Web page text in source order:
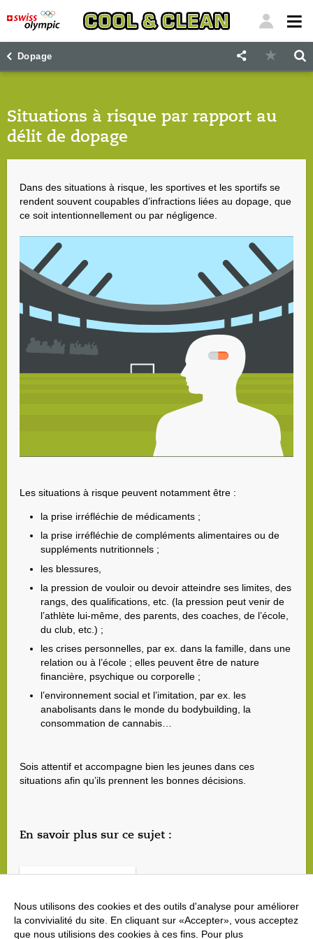
Dopage
Situations à risque par rapport au
délit de dopage
Dans des situations à risque, les sportives et les sportifs se
rendent souvent coupables d’infractions liées au dopage, que
ce soit intentionnellement ou par négligence.
Les situations à risque peuvent notamment être :
la prise irréfléchie de médicaments ;
la prise irréfléchie de compléments alimentaires ou de
suppléments nutritionnels ;
les blessures,
la pression de vouloir ou devoir atteindre ses limites, des
rangs, des qualifications, etc. (la pression peut venir de
l’athlète lui-même, des parents, des coaches, de l’école,
du club, etc.) ;
les crises personnelles, par ex. dans la famille, dans une
relation ou à l’école ; elles peuvent être de nature
financière, psychique ou corporelle ;
l’environnement social et l’imitation, par ex. les
anabolisants dans le monde du bodybuilding, la
consommation de cannabis…
Sois attentif et accompagne bien les jeunes dans ces
situations afin qu’ils prennent les bonnes décisions.
En savoir plus sur ce sujet :
Contrôles antidopage
Risque de dopage et compléments alimentaires
Nous utilisons des cookies et des outils d'analyse pour améliorer
la convivialité du site. En cliquant sur «Accepter», vous acceptez
que nous utilisions des cookies à ces fins. Pour plus